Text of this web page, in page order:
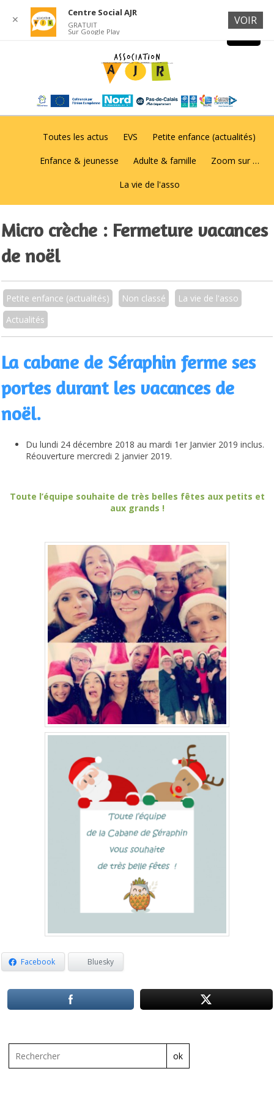
Toutes les actus EVS Petite enfance (actualités)
Enfance & jeunesse Adulte & famille Zoom sur …
La vie de l'asso
Micro crèche : Fermeture vacances
de noël
Petite enfance (actualités) Non classé
La vie de l'asso
Actualités
La cabane de Séraphin ferme ses
portes durant les vacances de
noël.
Du lundi 24 décembre 2018 au mardi 1er Janvier 2019 inclus.
Réouverture mercredi 2 janvier 2019.
Toute l’équipe souhaite de très belles fêtes aux petits et
aux grands !
Facebook Bluesky
ok
✕
Centre Social AJR
GRATUIT
Sur Google Play
VOIR